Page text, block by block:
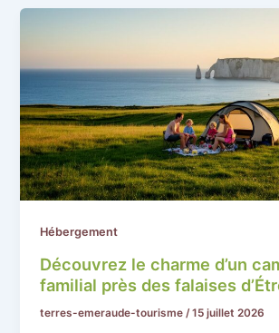
Hébergement
Découvrez le charme d’un
familial près des falaises
terres-emeraude-tourisme/15 juillet 2026